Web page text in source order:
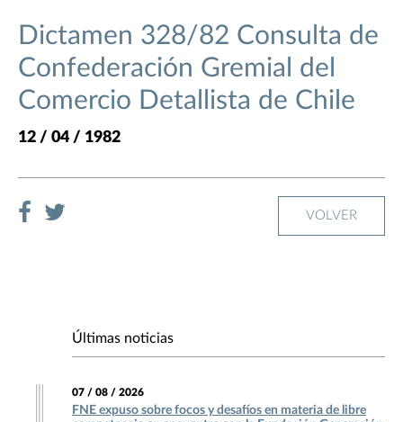
Dictamen 328/82 Consulta de
Confederación Gremial del
Comercio Detallista de Chile
12 / 04 / 1982
VOLVER
Últimas noticias
07 / 08 / 2026
FNE expuso sobre focos y desafíos en materia de libre